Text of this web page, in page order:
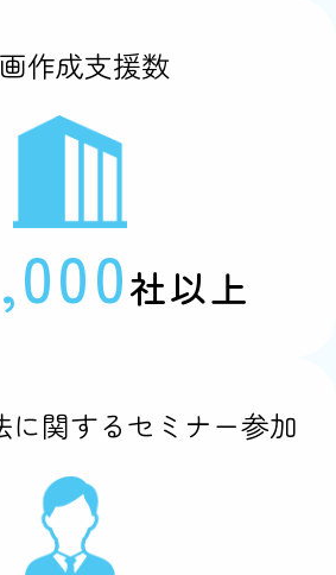
作成支援数
社以上
に関するセミナー参加